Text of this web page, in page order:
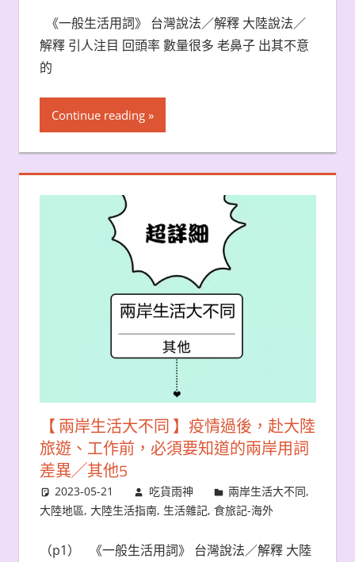
《一般生活用詞》 台灣說法／解釋 大陸說法／
解釋 引人注目 回頭率 數量很多 老鼻子 出其不意
的
Continue reading
【 兩岸生活大不同 】疫情過後，赴大陸
旅遊、工作前，必須要知道的兩岸用詞
差異╱其他5
2023-05-21 吃貨雨神 兩岸生活大不同,
大陸地區, 大陸生活指南, 生活雜記, 食旅記-海外
（p1） 《一般生活用詞》 台灣說法／解釋 大陸